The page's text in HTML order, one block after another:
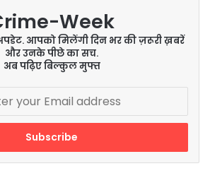
Week
आपको मिलेंगी दिन भर की ज़रूरी ख़बरें
और उनके पीछे का सच.
अब पढ़िए बिल्कुल मुफ्त